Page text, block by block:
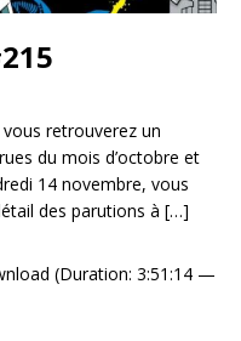
retrouverez un
du mois d’octobre et
14 novembre, vous
des parutions à […]
(Duration: 3:51:14 —